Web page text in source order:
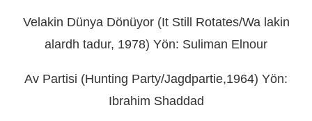
Velakin Dünya Dönüyor (It Still Rotates/Wa lakin
alardh tadur, 1978) Yön: Suliman Elnour
Av Partisi (Hunting Party/Jagdpartie,1964) Yön:
Ibrahim Shaddad